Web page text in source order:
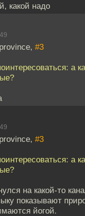
какой надо
#3
а
#3
а
на какой-то
показывают
йогой.